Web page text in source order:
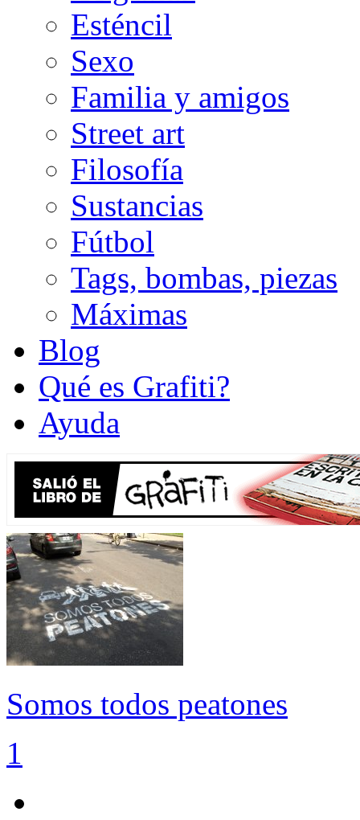
Esténcil
Sexo
Familia y amigos
Street art
Filosofía
Sustancias
Fútbol
Tags, bombas, piezas
Máximas
Blog
Qué es Grafiti?
Ayuda
Somos todos peatones
1